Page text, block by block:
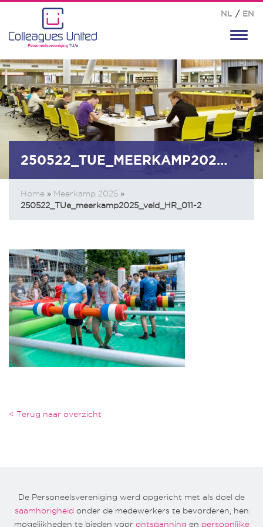
NL / EN
250522_TUE_MEERKAMP2025_VELD_HR_011-2
Home » Meerkamp 2025 »
250522_TUe_meerkamp2025_veld_HR_011-2
< Terug naar overzicht
De Personeelsvereniging werd opgericht met als doel de
saamhorigheid onder de medewerkers te bevorderen, hen
mogelijkheden te bieden voor ontspanning en persoonlijke